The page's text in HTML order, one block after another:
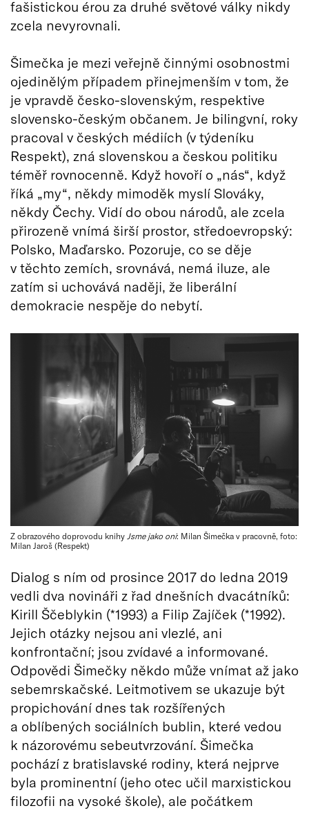
fašistickou érou za druhé světové války nikdy
zcela nevyrovnali.
Šimečka je mezi veřejně činnými osobnostmi
ojedinělým případem přinejmenším v tom, že
je vpravdě česko-slovenským, respektive
slovensko-českým občanem. Je bilingvní, roky
pracoval v českých médiích (v týdeníku
Respekt), zná slovenskou a českou politiku
téměř rovnocenně. Když hovoří o „nás“, když
říká „my“, někdy mimoděk myslí Slováky,
někdy Čechy. Vidí do obou národů, ale zcela
přirozeně vnímá širší prostor, středoevropský:
Polsko, Maďarsko. Pozoruje, co se děje
v těchto zemích, srovnává, nemá iluze, ale
zatím si uchovává naději, že liberální
demokracie nespěje do nebytí.
Z obrazového doprovodu knihy Jsme jako oni: Milan Šimečka v pracovně, foto:
Milan Jaroš (Respekt)
Dialog s ním od prosince 2017 do ledna 2019
vedli dva novináři z řad dnešních dvacátníků:
Kirill Ščeblykin (*1993) a Filip Zajíček (*1992).
Jejich otázky nejsou ani vlezlé, ani
konfrontační; jsou zvídavé a informované.
Odpovědi Šimečky někdo může vnímat až jako
sebemrskačské. Leitmotivem se ukazuje být
propichování dnes tak rozšířených
a oblíbených sociálních bublin, které vedou
k názorovému sebeutvrzování. Šimečka
pochází z bratislavské rodiny, která nejprve
byla prominentní (jeho otec učil marxistickou
filozofii na vysoké škole), ale počátkem